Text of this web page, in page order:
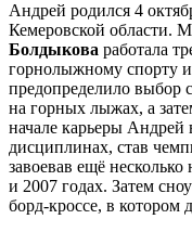
Андрей родился 4
Кемеровской области.
Болдыкова работала
горнолыжному спорту
предопределило выбор
на горных лыжах, а
начале карьеры Андрей
дисциплинах, став
завоевав ещё
и 2007 годах. Затем
борд-кроссе, в котором